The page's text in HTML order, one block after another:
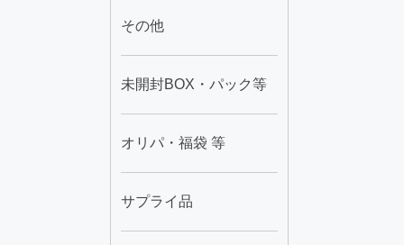
その他
未開封BOX・パック等
オリパ・福袋 等
サプライ品